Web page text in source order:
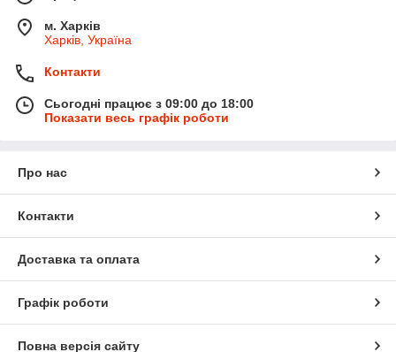
м. Харків
Харків, Україна
Контакти
Сьогодні працює з 09:00 до 18:00
Показати весь графік роботи
Про нас
Контакти
Доставка та оплата
Графік роботи
Повна версія сайту